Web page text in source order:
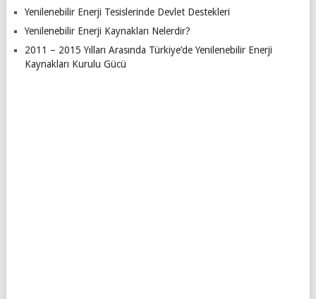
Yenilenebilir Enerji Tesislerinde Devlet Destekleri
Yenilenebilir Enerji Kaynakları Nelerdir?
2011 – 2015 Yılları Arasında Türkiye’de Yenilenebilir Enerji
Kaynakları Kurulu Gücü